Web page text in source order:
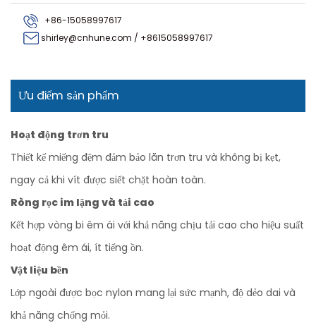
+86-15058997617
shirley@cnhune.com / +8615058997617
Ưu điểm sản phẩm
Hoạt động trơn tru
Thiết kế miếng đệm đảm bảo lăn trơn tru và không bị kẹt,
ngay cả khi vít được siết chặt hoàn toàn.
Ròng rọc im lặng và tải cao
Kết hợp vòng bi êm ái với khả năng chịu tải cao cho hiệu suất
hoạt động êm ái, ít tiếng ồn.
Vật liệu bền
Lớp ngoài được bọc nylon mang lại sức mạnh, độ dẻo dai và
khả năng chống mỏi.